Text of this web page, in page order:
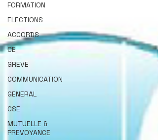
FORMATION
ELECTIONS
ACCORDS
CE
GREVE
COMMUNICATION
GENERAL
CSE
MUTUELLE &
PREVOYANCE